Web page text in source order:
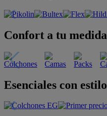
Confort a tu medida
Esenciales con estilo